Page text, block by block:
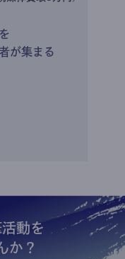
が集まる
動を
か？